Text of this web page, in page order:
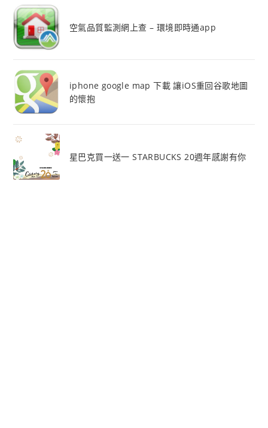
空氣品質監測網上查 – 環境即時通app
iphone google map 下載 讓iOS重回谷歌地圖
的懷抱
星巴克買一送一 STARBUCKS 20週年感謝有你